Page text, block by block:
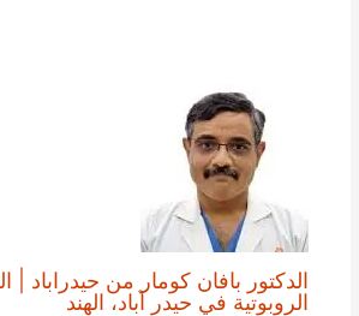
الدكتور بافان كومار من حيدراباد |
الروبوتية في حيدر آباد، الهند